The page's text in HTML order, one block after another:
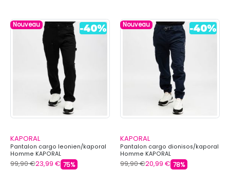
Nouveau
KAPORAL
Pantalon cargo leonien/kaporal
Homme KAPORAL
99,90 €23,99 € 75%
Nouveau
KAPORAL
Pantalon cargo dionisos/kaporal
Homme KAPORAL
99,90 €20,99 € 78%